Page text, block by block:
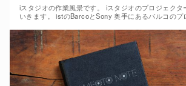
iスタジオの作業風景です。 iスタジオのプロジェク
いきます。 istのBarcoとSony 奥手にあるバルコのプ